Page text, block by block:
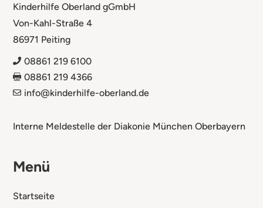
Kinderhilfe Oberland gGmbH
Von-Kahl-Straße 4
86971 Peiting
 08861 219 6100
 08861 219 4366
 info@kinderhilfe-oberland.de
Interne Meldestelle der Diakonie München Oberbayern
Menü
Startseite